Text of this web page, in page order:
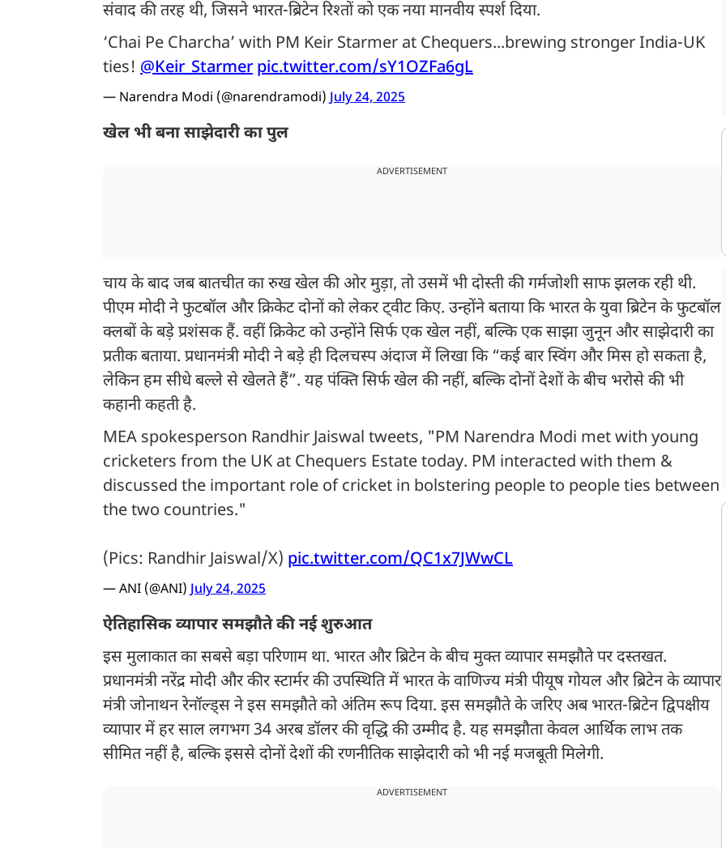
संवाद की तरह थी, जिसने भारत-ब्रिटेन रिश्तों को एक नया मानवीय स्पर्श दिया.
‘Chai Pe Charcha’ with PM Keir Starmer at Chequers...brewing stronger India-UK
ties! @Keir_Starmer pic.twitter.com/sY1OZFa6gL
— Narendra Modi (@narendramodi)July 24, 2025
खेल भी बना साझेदारी का पुल
ADVERTISEMENT
चाय के बाद जब बातचीत का रुख खेल की ओर मुड़ा, तो उसमें भी दोस्ती की गर्मजोशी साफ झलक रही थी.
पीएम मोदी ने फुटबॉल और क्रिकेट दोनों को लेकर ट्वीट किए. उन्होंने बताया कि भारत के युवा ब्रिटेन के फुटबॉल
क्लबों के बड़े प्रशंसक हैं. वहीं क्रिकेट को उन्होंने सिर्फ एक खेल नहीं, बल्कि एक साझा जुनून और साझेदारी का
प्रतीक बताया. प्रधानमंत्री मोदी ने बड़े ही दिलचस्प अंदाज में लिखा कि “कई बार स्विंग और मिस हो सकता है,
लेकिन हम सीधे बल्ले से खेलते हैं”. यह पंक्ति सिर्फ खेल की नहीं, बल्कि दोनों देशों के बीच भरोसे की भी
कहानी कहती है.
MEA spokesperson Randhir Jaiswal tweets, "PM Narendra Modi met with young
cricketers from the UK at Chequers Estate today. PM interacted with them &
discussed the important role of cricket in bolstering people to people ties between
the two countries."
(Pics: Randhir Jaiswal/X) pic.twitter.com/QC1x7JWwCL
— ANI (@ANI)July 24, 2025
ऐतिहासिक व्यापार समझौते की नई शुरुआत
इस मुलाकात का सबसे बड़ा परिणाम था. भारत और ब्रिटेन के बीच मुक्त व्यापार समझौते पर दस्तखत.
प्रधानमंत्री नरेंद्र मोदी और कीर स्टार्मर की उपस्थिति में भारत के वाणिज्य मंत्री पीयूष गोयल और ब्रिटेन के व्यापार
मंत्री जोनाथन रेनॉल्ड्स ने इस समझौते को अंतिम रूप दिया. इस समझौते के जरिए अब भारत-ब्रिटेन द्विपक्षीय
व्यापार में हर साल लगभग 34 अरब डॉलर की वृद्धि की उम्मीद है. यह समझौता केवल आर्थिक लाभ तक
सीमित नहीं है, बल्कि इससे दोनों देशों की रणनीतिक साझेदारी को भी नई मजबूती मिलेगी.
ADVERTISEMENT